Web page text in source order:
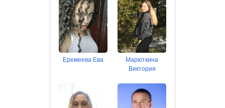
Еремеева Ева
Марюткина
Виктория